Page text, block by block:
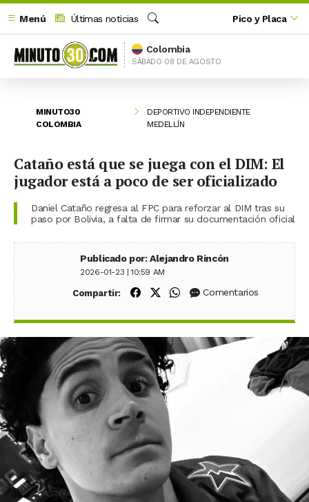
Menú
Últimas noticias
Buscar
Pico y Placa
Colombia
SÁBADO 08 DE AGOSTO
MINUTO30
COLOMBIA
DEPORTIVO INDEPENDIENTE
MEDELLÍN
Cataño está que se juega con el DIM: El
jugador está a poco de ser oficializado
Daniel Cataño regresa al FPC para reforzar al DIM tras su
paso por Bolivia, a falta de firmar su documentación oficial
Publicado por: Alejandro Rincón
2026-01-23 | 10:59 AM
Compartir: Compartir en Facebook
Compartir en X (Twitter)
Compartir en WhatsApp
Comentarios